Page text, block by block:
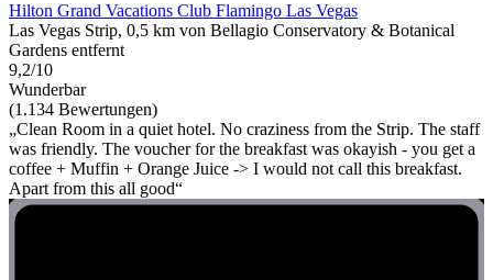
Hilton Grand Vacations Club Flamingo Las Vegas
Las Vegas Strip, 0,5 km von Bellagio Conservatory & Botanical
Gardens entfernt
9,2/10
Wunderbar
(1.134 Bewertungen)
„Clean Room in a quiet hotel. No craziness from the Strip. The staff
was friendly. The voucher for the breakfast was okayish - you get a
coffee + Muffin + Orange Juice -> I would not call this breakfast.
Apart from this all good“